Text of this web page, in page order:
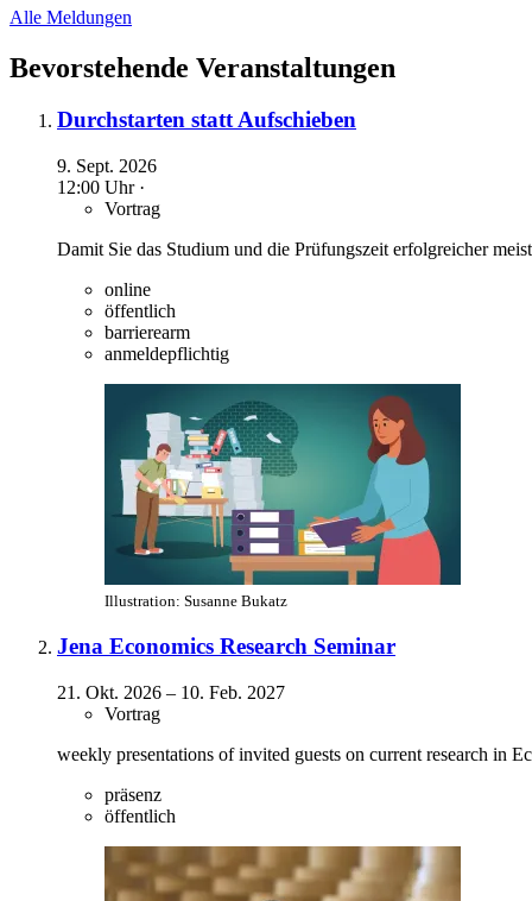
Alle Meldungen
Bevorstehende Veranstaltungen
Durchstarten statt Aufschieben
9. Sept. 2026
12:00 Uhr ·
Vortrag
Damit Sie das Studium und die Prüfungszeit erfolgreicher
online
öffentlich
barrierearm
anmeldepflichtig
Illustration: Susanne Bukatz
Jena Economics Research Seminar
21. Okt. 2026 – 10. Feb. 2027
Vortrag
weekly presentations of invited guests on current research in
präsenz
öffentlich